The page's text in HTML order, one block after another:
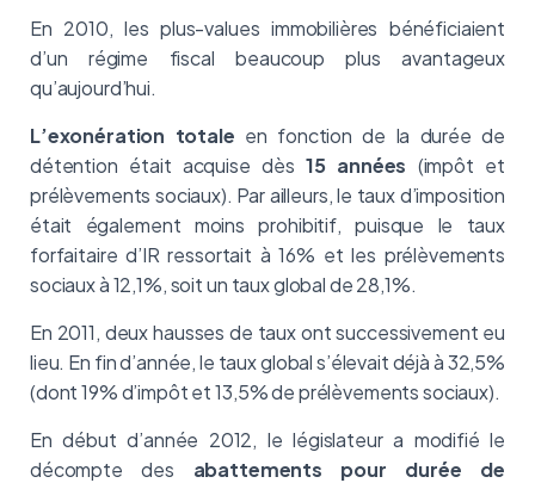
En 2010, les plus-values immobilières bénéficiaient
d’un régime fiscal beaucoup plus avantageux
qu’aujourd’hui.
L’exonération totale en fonction de la durée de
détention était acquise dès15 années (impôt et
prélèvements sociaux). Par ailleurs, le taux d’imposition
était également moins prohibitif, puisque le taux
forfaitaire d’IR ressortait à 16% et les prélèvements
sociaux à 12,1%, soit un taux global de 28,1%.
En 2011, deux hausses de taux ont successivement eu
lieu. En fin d’année, le taux global s’élevait déjà à 32,5%
(dont 19% d’impôt et 13,5% de prélèvements sociaux).
En début d’année 2012, le législateur a modifié le
décompte des abattements pour durée de